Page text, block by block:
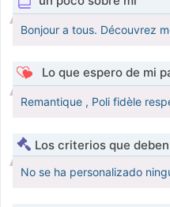
Bonjour a tous. Découvrez
Lo que espero de mi
Remantique , Poli fidèle
Los criterios que
No se ha personalizado